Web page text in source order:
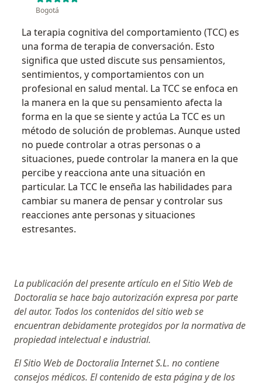
Bogotá
La terapia cognitiva del comportamiento (TCC) es
una forma de terapia de conversación. Esto
significa que usted discute sus pensamientos,
sentimientos, y comportamientos con un
profesional en salud mental. La TCC se enfoca en
la manera en la que su pensamiento afecta la
forma en la que se siente y actúa La TCC es un
método de solución de problemas. Aunque usted
no puede controlar a otras personas o a
situaciones, puede controlar la manera en la que
percibe y reacciona ante una situación en
particular. La TCC le enseña las habilidades para
cambiar su manera de pensar y controlar sus
reacciones ante personas y situaciones
estresantes.
La publicación del presente artículo en el Sitio Web de
Doctoralia se hace bajo autorización expresa por parte
del autor. Todos los contenidos del sitio web se
encuentran debidamente protegidos por la normativa de
propiedad intelectual e industrial.
El Sitio Web de Doctoralia Internet S.L. no contiene
consejos médicos. El contenido de esta página y de los